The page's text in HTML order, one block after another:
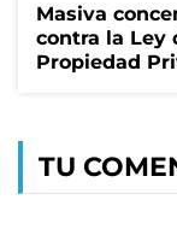
Masiva
contra la Ley
Propiedad
TU